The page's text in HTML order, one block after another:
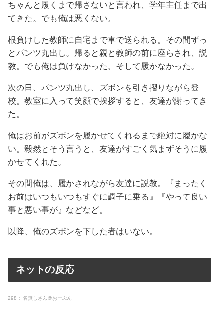
ちゃんと履くまで帰さないと言われ、学年主任まで出
てきた。でも俺は悪くない。
根負けした教師に自宅まで車で送られる。その間ずっ
とパンツ丸出し。帰ると親と教師の前に座らされ、説
教。でも俺は負けなかった。そして履かなかった。
次の日、パンツ丸出し、ズボンを引き摺りながら登
校。教室に入って笑顔で挨拶すると、友達が謝ってき
た。
俺はお前がズボンを履かせてくれるまで絶対に履かな
い。毅然とそう言うと、友達がすごく気まずそうに履
かせてくれた。
その間俺は、履かされながら友達に説教。『まったく
お前はいつもいつもすぐに調子に乗る』『やって良い
事と悪い事が』などなど。
以降、俺のズボンを下した者はいない。
ネットの反応
298： 名無しさん＠おーぷん